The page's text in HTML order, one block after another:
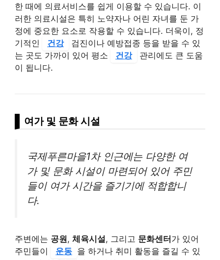
한 때에 의료서비스를 쉽게 이용할 수 있습니다. 이
러한 의료시설은 특히 노약자나 어린 자녀를 둔 가
정에 중요한 요소로 작용할 수 있습니다. 더욱이, 정
기적인
건강
검진이나 예방접종 등을 받을 수 있
는 곳도 가까이 있어 평소
건강
관리에도 큰 도움
이 됩니다.
여가 및 문화 시설
국제푸른마을1차 인근에는 다양한 여
가 및 문화 시설이 마련되어 있어 주민
들이 여가 시간을 즐기기에 적합합니
다.
주변에는 공원, 체육시설, 그리고 문화센터가 있어
주민들이
운동 을 하거나 취미 활동을 즐길 수 있